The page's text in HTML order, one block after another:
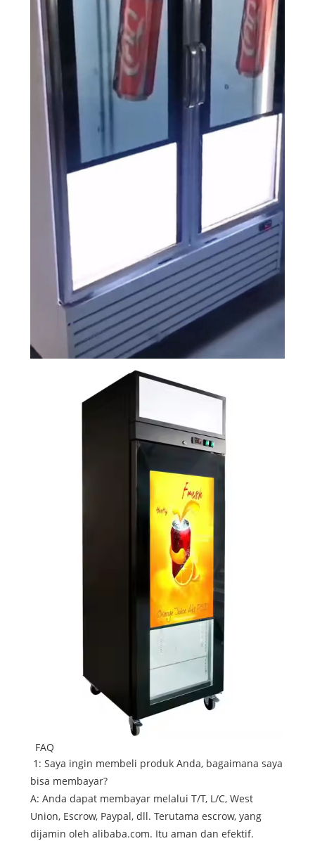
FAQ
1: Saya ingin membeli produk Anda, bagaimana saya
bisa membayar?
A: Anda dapat membayar melalui T/T, L/C, West
Union, Escrow, Paypal, dll. Terutama escrow, yang
dijamin oleh alibaba.com. Itu aman dan efektif.